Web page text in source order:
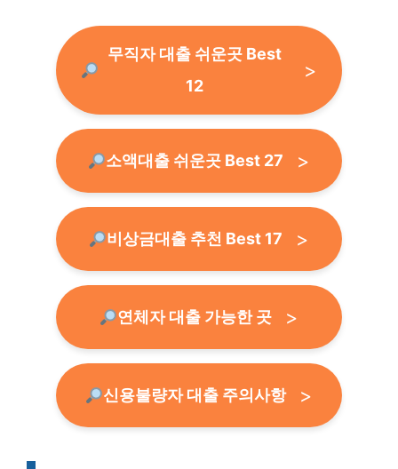
무직자 대출 쉬운곳 Best
12
소액대출 쉬운곳 Best 27
비상금대출 추천 Best 17
연체자 대출 가능한 곳
신용불량자 대출 주의사항